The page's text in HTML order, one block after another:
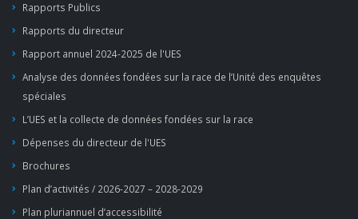
Rapports Publics
Rapports du directeur
Rapport annuel 2024-2025 de l'UES
Analyse des données fondées sur la race de l’Unité des enquêtes
spéciales
L’UES et la collecte de données fondées sur la race
Dépenses du directeur de l'UES
Brochures
Plan d’activités / 2026-2027 – 2028-2029
Plan pluriannuel d’accessibilité